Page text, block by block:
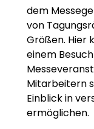
dem
von
Größen. Hier
einem
Mitarbeitern
Einblick in
ermöglichen.